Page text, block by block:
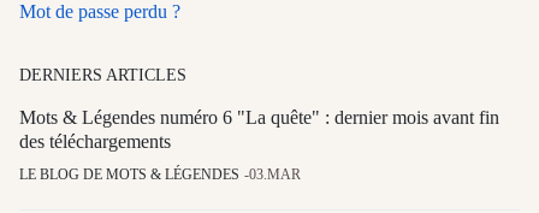
Mot de passe perdu ?
DERNIERS ARTICLES
Mots & Légendes numéro 6 "La quête" : dernier mois avant fin
des téléchargements
LE BLOG DE MOTS & LÉGENDES 03.MAR